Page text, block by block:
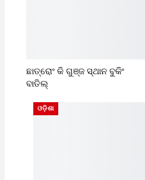
ଛାତ୍ରୋଂ କି ଗୁଞ୍ଜ ସ୍ଥାନ ବୁକିଂ
ବାତିଲ୍
ଓଡ଼ିଶା